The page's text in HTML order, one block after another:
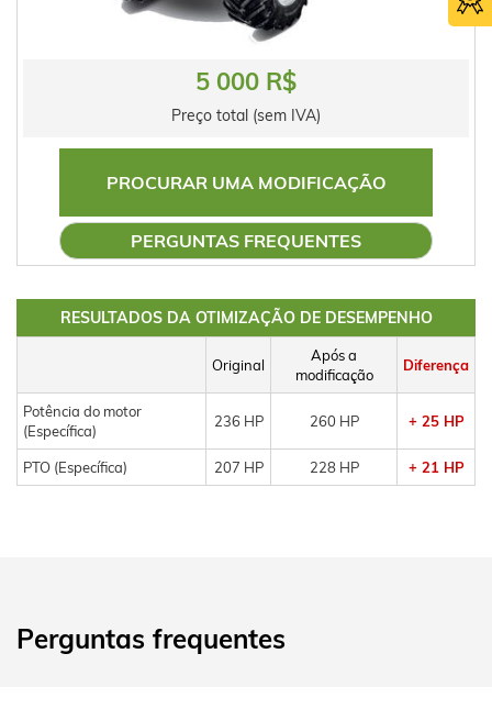
5 000 R$
Preço total (sem IVA)
PROCURAR UMA MODIFICAÇÃO
PERGUNTAS FREQUENTES
RESULTADOS DA OTIMIZAÇÃO DE DESEMPENHO
Original
Após a
modificação
Diferença
Potência do motor
(Específica)
236 HP 260 HP + 25 HP
PTO (Específica) 207 HP 228 HP + 21 HP
Perguntas frequentes